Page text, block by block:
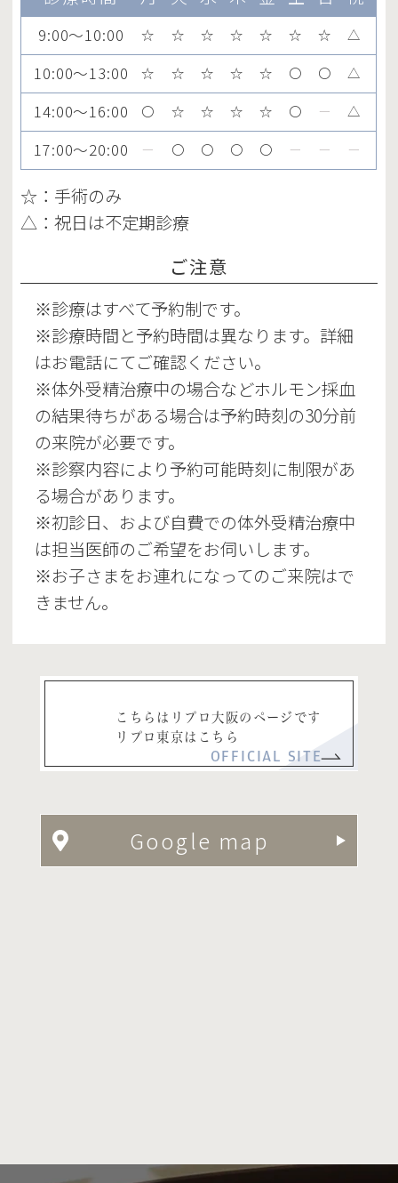
9:00～10:00 ☆ ☆ ☆ ☆ ☆ ☆ ☆ △
10:00～13:00 ☆ ☆ ☆ ☆ ☆ 〇 〇 △
14:00～16:00 〇 ☆ ☆ ☆ ☆ 〇 ー △
17:00～20:00 ー 〇 〇 〇 〇 ー ー ー
☆：手術のみ
△：祝日は不定期診療
ご注意
※診療はすべて予約制です。
※診療時間と予約時間は異なります。詳細
はお電話にてご確認ください。
※体外受精治療中の場合などホルモン採血
の結果待ちがある場合は予約時刻の30分前
の来院が必要です。
※診察内容により予約可能時刻に制限があ
る場合があります。
※初診日、および自費での体外受精治療中
は担当医師のご希望をお伺いします。
※お子さまをお連れになってのご来院はで
きません。
こちらはリプロ大阪のページです
リプロ東京はこちら
OFFICIAL SITE
Google map